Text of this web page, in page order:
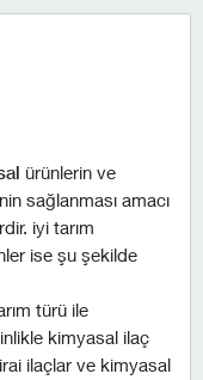
ürünlerin ve
sağlanması amacı
i̇yi tarım
ise şu şekilde
türü ile
kimyasal ilaç
ilaçlar ve kimyasal